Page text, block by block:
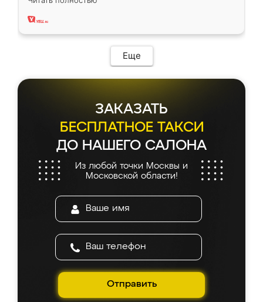
два года, нареканий нет.
Еще
ЗАКАЗАТЬ
БЕСПЛАТНОЕ ТАКСИ
ДО НАШЕГО САЛОНА
Из любой точки Москвы и
Московской области!
Отправить